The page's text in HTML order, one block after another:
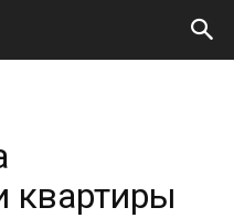
квартиры